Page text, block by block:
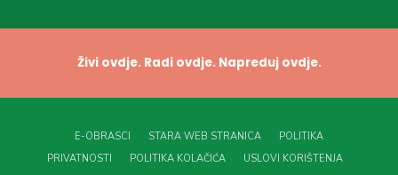
Živi ovdje. Radi ovdje. Napreduj ovdje.
E-OBRASCI STARA WEB STRANICA
POLITIKA
PRIVATNOSTI
POLITIKA KOLAČIĆA USLOVI KORIŠTENJA